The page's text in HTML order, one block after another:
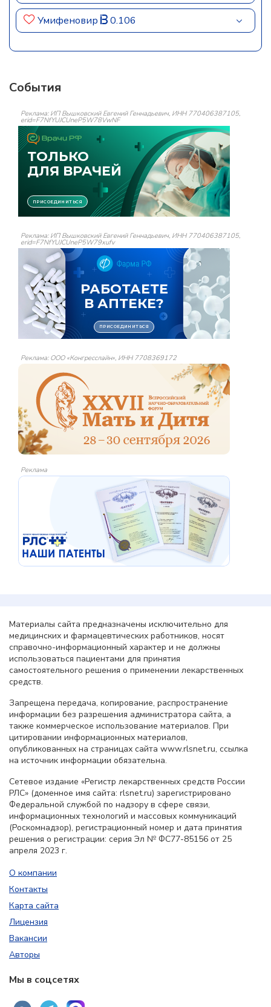
Умифеновир 0.106
События
Реклама: ИП Вышковский Евгений Геннадьевич, ИНН 770406387105,
erid=F7NfYUJCUneP5W78VwNF
Реклама: ИП Вышковский Евгений Геннадьевич, ИНН 770406387105,
erid=F7NfYUJCUneP5W79xufv
Реклама: ООО «Конгресслайн», ИНН 7708369172
Реклама
Материалы сайта предназначены исключительно для
медицинских и фармацевтических работников, носят
справочно-информационный характер и не должны
использоваться пациентами для принятия
самостоятельного решения о применении лекарственных
средств.
Запрещена передача, копирование, распространение
информации без разрешения администратора сайта, а
также коммерческое использование материалов. При
цитировании информационных материалов,
опубликованных на страницах сайта www.rlsnet.ru, ссылка
на источник информации обязательна.
Сетевое издание «Регистр лекарственных средств России
РЛС» (доменное имя сайта: rlsnet.ru) зарегистрировано
Федеральной службой по надзору в сфере связи,
информационных технологий и массовых коммуникаций
(Роскомнадзор), регистрационный номер и дата принятия
решения о регистрации: серия Эл № ФС77-85156 от 25
апреля 2023 г.
О компании
Контакты
Карта сайта
Лицензия
Вакансии
Авторы
Мы в соцсетях